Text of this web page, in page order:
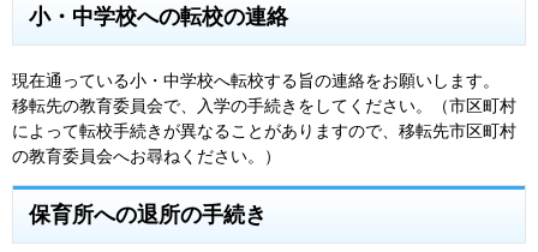
小・中学校への転校の連絡
現在通っている小・中学校へ転校する旨の連絡をお願いします。
移転先の教育委員会で、入学の手続きをしてください。（市区町村
によって転校手続きが異なることがありますので、移転先市区町村
の教育委員会へお尋ねください。）
保育所への退所の手続き